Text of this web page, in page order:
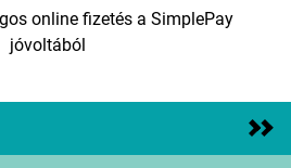
online fizetés a SimplePay
jóvoltából